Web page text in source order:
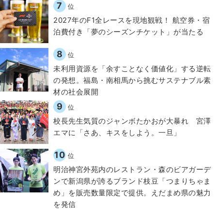
7 位
2027年のF1全レースを現地観戦！ 航空券・宿
泊費付き「夢のシーズンチケット」が当たる
8 位
​​未利用資源を「余すことなく価値化」する逆転
の発想。福島・南相馬から挑むサステナブル素
材の社会展開​
9 位
校長先生気質のジャンボたかおが大暴れ 宮澤
エマに「さあ、キスをしよう。一旦」
10 位
明治神宮外苑内のレストラン・森のビアガーデ
ンで新潟県が誇るブランド枝豆「つまりちゃま
め」を販売数量限定で提供。えだまめ県の魅力
を発信